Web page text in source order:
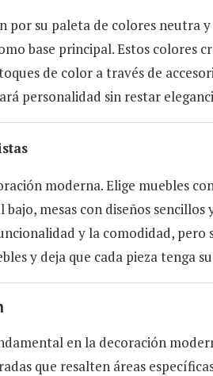
por su paleta de colores neutra
base principal. Estos colores
de color a través de
personalidad sin restar
moderna. Elige muebles
bajo, mesas con diseños
y la comodidad, pero
y deja que cada pieza tenga
en la decoración
que resalten áreas